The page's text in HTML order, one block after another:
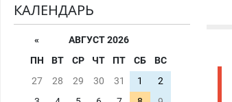
КАЛЕНДАРЬ
«
АВГУСТ 2026
ПН
ВТ СР ЧТ ПТ СБ
ВС
27
28 29 30 31 1
2